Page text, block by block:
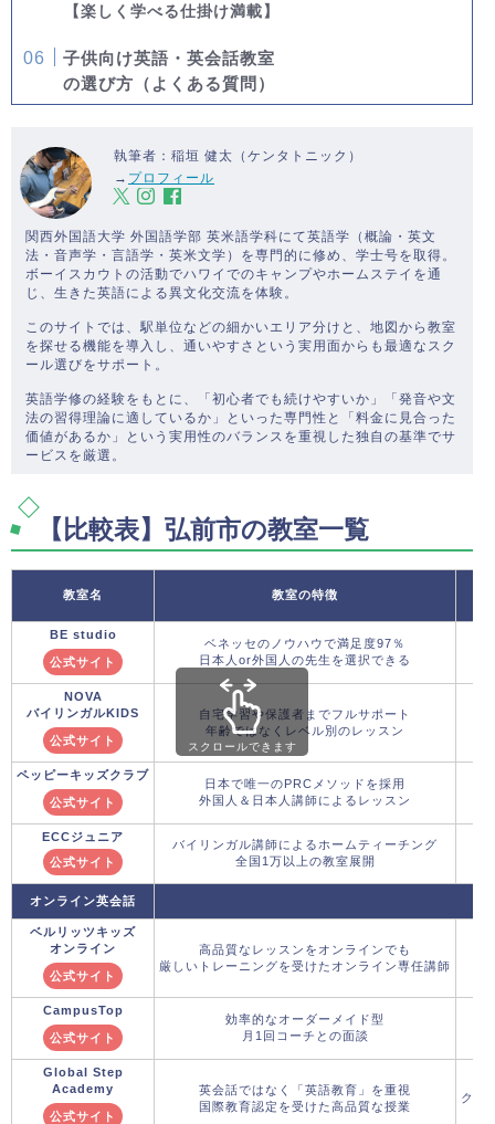
【楽しく学べる仕掛け満載】
子供向け英語・英会話教室
の選び方（よくある質問）
執筆者：稲垣 健太（ケンタトニック）
→ プロフィール
関西外国語大学 外国語学部 英米語学科にて英語学（概論・英文
法・音声学・言語学・英米文学）を専門的に修め、学士号を取得。
ボーイスカウトの活動でハワイでのキャンプやホームステイを通
じ、生きた英語による異文化交流を体験。
このサイトでは、駅単位などの細かいエリア分けと、地図から教室
を探せる機能を導入し、通いやすさという実用面からも最適なスク
ール選びをサポート。
英語学修の経験をもとに、「初心者でも続けやすいか」「発音や文
法の習得理論に適しているか」といった専門性と「料金に見合った
価値があるか」という実用性のバランスを重視した独自の基準でサ
ービスを厳選。
【比較表】弘前市の教室一覧
教室名 教室の特徴
BE studio
公式サイト
ベネッセのノウハウで満足度97％
日本人or外国人の先生を選択できる
NOVA
バイリンガルKIDS
公式サイト
自宅学習や保護者までフルサポート
年齢ではなくレベル別のレッスン
ペッピーキッズクラブ
公式サイト
日本で唯一のPRCメソッドを採用
外国人＆日本人講師によるレッスン
ECCジュニア
公式サイト
バイリンガル講師によるホームティーチング
全国1万以上の教室展開
オンライン英会話
ベルリッツキッズ
オンライン
公式サイト
高品質なレッスンをオンラインでも
厳しいトレーニングを受けたオンライン専任講師
CampusTop
公式サイト
効率的なオーダーメイド型
月1回コーチとの面談
Global Step
Academy
公式サイト
英会話ではなく「英語教育」を重視
国際教育認定を受けた高品質な授業
クー
スクロールできます